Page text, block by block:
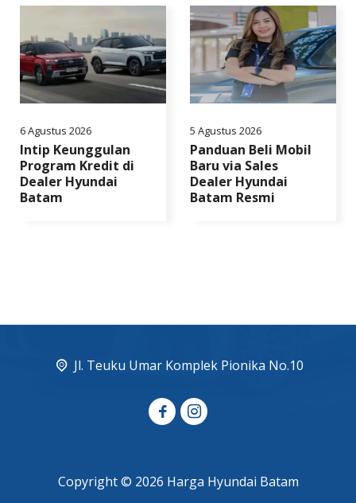
6 Agustus 2026
Intip Keunggulan
Program Kredit di
Dealer Hyundai
Batam
5 Agustus 2026
Panduan Beli Mobil
Baru via Sales
Dealer Hyundai
Batam Resmi
Jl. Teuku Umar Komplek Pionika No.10
Copyright © 2026 Harga Hyundai Batam